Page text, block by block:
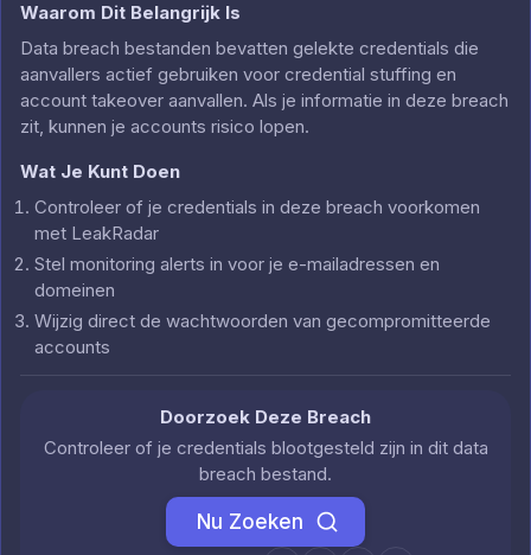
Waarom Dit Belangrijk Is
Data breach bestanden bevatten gelekte credentials die
aanvallers actief gebruiken voor credential stuffing en
account takeover aanvallen. Als je informatie in deze breach
zit, kunnen je accounts risico lopen.
Wat Je Kunt Doen
Controleer of je credentials in deze breach voorkomen
met LeakRadar
Stel monitoring alerts in voor je e-mailadressen en
domeinen
Wijzig direct de wachtwoorden van gecompromitteerde
accounts
Doorzoek Deze Breach
Controleer of je credentials blootgesteld zijn in dit data
breach bestand.
Nu Zoeken